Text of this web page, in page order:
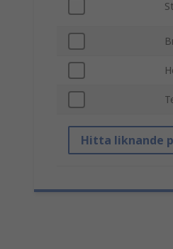
Hitta liknande